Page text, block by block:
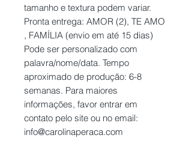
tamanho e textura podem variar.
Pronta entrega: AMOR (2), TE AMO
, FAMÍLIA (envio em até 15 dias)
Pode ser personalizado com
palavra/nome/data. Tempo
aproximado de produção: 6-8
semanas. Para maiores
informações, favor entrar em
contato pelo site ou no email:
info@carolinaperaca.com